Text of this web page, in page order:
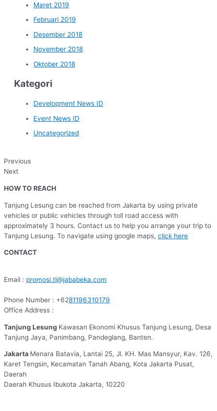
Maret 2019
Februari 2019
Desember 2018
November 2018
Oktober 2018
Kategori
Development News ID
Event News ID
Uncategorized
Previous
Next
HOW TO REACH
Tanjung Lesung can be reached from Jakarta by using private
vehicles or public vehicles through toll road access with
approximately 3 hours. Contact us to help you arrange your trip to
Tanjung Lesung. To navigate using google maps, click here
CONTACT
Email : promosi.tl@jababeka.com
Phone Number : +6281196310179
Office Address :
Tanjung Lesung Kawasan Ekonomi Khusus Tanjung Lesung, Desa
Tanjung Jaya, Panimbang, Pandeglang, Banten.
Jakarta Menara Batavia, Lantai 25, Jl. KH. Mas Mansyur, Kav. 126,
Karet Tengsin, Kecamatan Tanah Abang, Kota Jakarta Pusat,
Daerah
Daerah Khusus Ibukota Jakarta, 10220